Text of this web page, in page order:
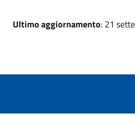
Ultimo aggiornamento: 21